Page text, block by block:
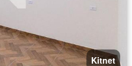
Kitnet